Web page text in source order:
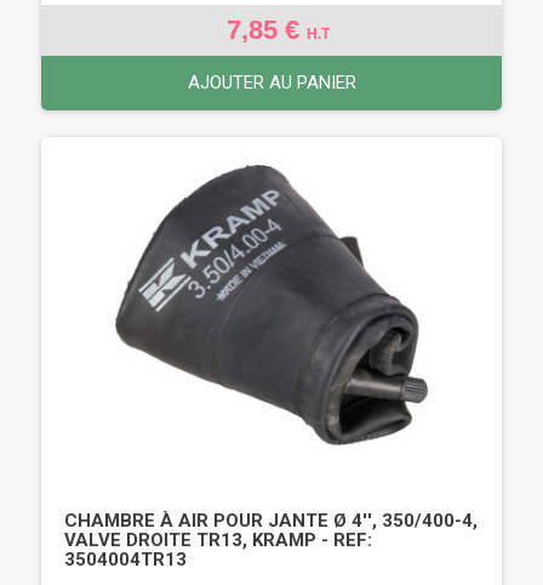
7,85 € H.T
AJOUTER AU PANIER
CHAMBRE À AIR POUR JANTE Ø 4'', 350/400-4,
VALVE DROITE TR13, KRAMP - REF:
3504004TR13